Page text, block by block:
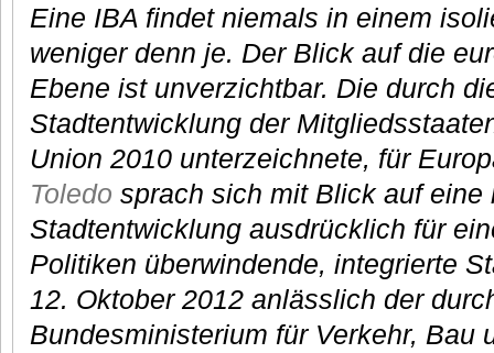
Eine IBA findet niemals in einem
weniger denn je. Der Blick auf die
Ebene ist unverzichtbar. Die durch
Stadtentwicklung der
Union 2010 unterzeichnete, für
Toledo sprach sich mit Blick auf eine
Stadtentwicklung ausdrücklich für
Politiken überwindende, integrierte
12. Oktober 2012 anlässlich der
Bundesministerium für Verkehr, Bau